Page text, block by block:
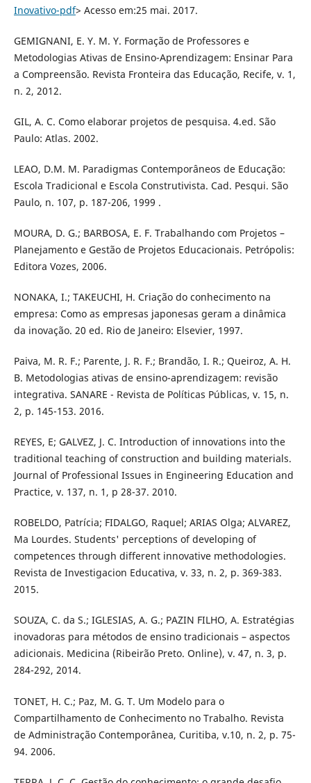
Inovativo-pdf> Acesso em:25 mai. 2017.
GEMIGNANI, E. Y. M. Y. Formação de Professores e
Metodologias Ativas de Ensino-Aprendizagem: Ensinar Para
a Compreensão. Revista Fronteira das Educação, Recife, v. 1,
n. 2, 2012.
GIL, A. C. Como elaborar projetos de pesquisa. 4.ed. São
Paulo: Atlas. 2002.
LEAO, D.M. M. Paradigmas Contemporâneos de Educação:
Escola Tradicional e Escola Construtivista. Cad. Pesqui. São
Paulo, n. 107, p. 187-206, 1999 .
MOURA, D. G.; BARBOSA, E. F. Trabalhando com Projetos –
Planejamento e Gestão de Projetos Educacionais. Petrópolis:
Editora Vozes, 2006.
NONAKA, I.; TAKEUCHI, H. Criação do conhecimento na
empresa: Como as empresas japonesas geram a dinâmica
da inovação. 20 ed. Rio de Janeiro: Elsevier, 1997.
Paiva, M. R. F.; Parente, J. R. F.; Brandão, I. R.; Queiroz, A. H.
B. Metodologias ativas de ensino-aprendizagem: revisão
integrativa. SANARE - Revista de Políticas Públicas, v. 15, n.
2, p. 145-153. 2016.
REYES, E; GALVEZ, J. C. Introduction of innovations into the
traditional teaching of construction and building materials.
Journal of Professional Issues in Engineering Education and
Practice, v. 137, n. 1, p 28-37. 2010.
ROBELDO, Patrícia; FIDALGO, Raquel; ARIAS Olga; ALVAREZ,
Ma Lourdes. Students' perceptions of developing of
competences through different innovative methodologies.
Revista de Investigacion Educativa, v. 33, n. 2, p. 369-383.
2015.
SOUZA, C. da S.; IGLESIAS, A. G.; PAZIN FILHO, A. Estratégias
inovadoras para métodos de ensino tradicionais – aspectos
adicionais. Medicina (Ribeirão Preto. Online), v. 47, n. 3, p.
284-292, 2014.
TONET, H. C.; Paz, M. G. T. Um Modelo para o
Compartilhamento de Conhecimento no Trabalho. Revista
de Administração Contemporânea, Curitiba, v.10, n. 2, p. 75-
94. 2006.